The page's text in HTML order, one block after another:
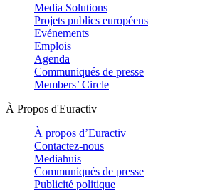
Media Solutions
Projets publics européens
Evénements
Emplois
Agenda
Communiqués de presse
Members’ Circle
À Propos d'Euractiv
À propos d’Euractiv
Contactez-nous
Mediahuis
Communiqués de presse
Publicité politique